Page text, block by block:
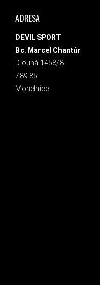
ADRESA
DEVIL SPORT
Bc. Marcel Chantúr
Dlouhá 1458/8
789 85
Mohelnice